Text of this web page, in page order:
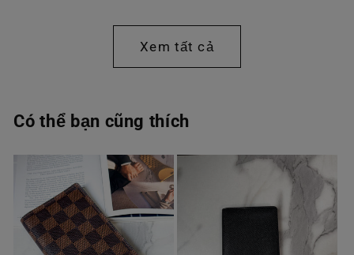
thường
Xem tất cả
Có thể bạn cũng thích